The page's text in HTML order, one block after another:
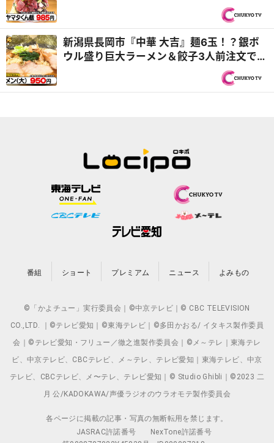
均年齢80歳の6人店主が再び登場『オモウ
新潟県長岡市『中華 大吉』麺6玉！？銀ボ
ウル盛り巨大ラーメン＆餃子3人前注文で
番組 ショート プレミアム ニュース よみもの
©「かよチュー」実行委員会｜©中京テレビ｜© CBC TELEVISION
CO.,LTD. ｜©テレビ愛知｜©東海テレビ｜©多田かおる/ イタキス製作委員
会｜©テレビ愛知・フリュー／徹之進製作委員会｜©メ～テレ｜東海テレ
ビ、中京テレビ、CBCテレビ、メ～テレ、テレビ愛知｜東海テレビ、中京
テレビ、CBCテレビ、メ〜テレ、テレビ愛知｜© Studio Ghibli｜©2023 二
月 公/KADOKAWA/声優ラジオのウラオモテ製作委員会
各ページに掲載の記事・写真の無断転用を禁じます。
JASRAC許諾番号
NexTone許諾番号